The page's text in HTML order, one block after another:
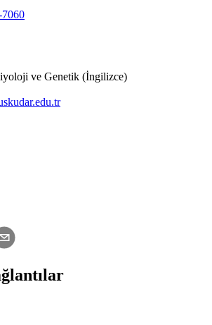
ve Genetik (İngilizce)